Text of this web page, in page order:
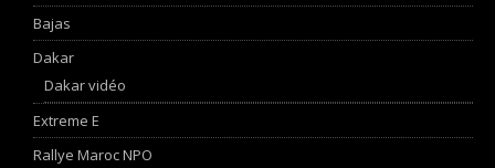
Bajas
Dakar
Dakar vidéo
Extreme E
Rallye Maroc NPO